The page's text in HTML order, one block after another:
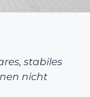
stabiles
nicht